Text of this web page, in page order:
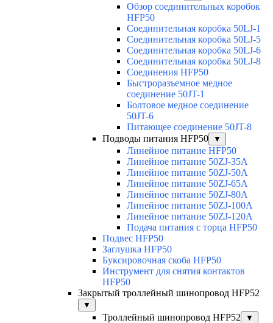
Обзор соединительных коробок
HFP50
Соединительная коробка 50LJ-1
Соединительная коробка 50LJ-5
Соединительная коробка 50LJ-6
Соединительная коробка 50LJ-8
Соединения HFP50
Быстроразъемное медное
соединение 50JT-1
Болтовое медное соединение
50JT-6
Питающее соединение 50JT-8
Подводы питания HFP50
▼
Линейное питание HFP50
Линейное питание 50ZJ-35A
Линейное питание 50ZJ-50A
Линейное питание 50ZJ-65A
Линейное питание 50ZJ-80A
Линейное питание 50ZJ-100A
Линейное питание 50ZJ-120A
Подача питания с торца HFP50
Подвес HFP50
Заглушка HFP50
Буксировочная скоба HFP50
Инструмент для снятия контактов
HFP50
Закрытый троллейный шинопровод HFP52
▼
Троллейный шинопровод HFP52 ▼